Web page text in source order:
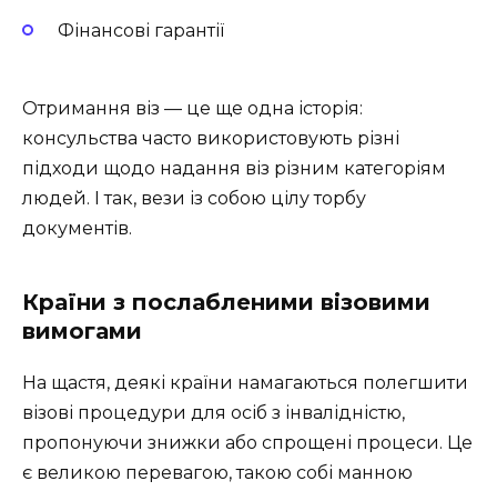
Фінансові гарантії
Отримання віз — це ще одна історія:
консульства часто використовують різні
підходи щодо надання віз різним категоріям
людей. І так, вези із собою цілу торбу
документів.
Країни з послабленими візовими
вимогами
На щастя, деякі країни намагаються полегшити
візові процедури для осіб з інвалідністю,
пропонуючи знижки або спрощені процеси. Це
є великою перевагою, такою собі манною